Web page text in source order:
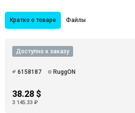
Кратко о товаре Файлы
Доступно к заказу
6158187 RuggON
38.28 $
3 145.33 ₽